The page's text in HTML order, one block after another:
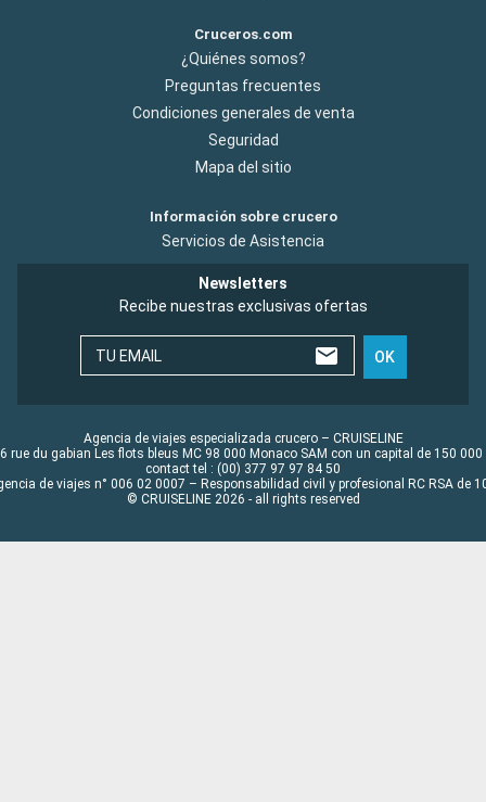
Cruceros.com
¿Quiénes somos?
Preguntas frecuentes
Condiciones generales de venta
Seguridad
Mapa del sitio
Información sobre crucero
Servicios de Asistencia
Newsletters
Recibe nuestras exclusivas ofertas
TU EMAIL OK
Agencia de viajes especializada crucero – CRUISELINE
rue du gabian Les flots bleus MC 98 000 Monaco SAM con un capital de 150 000
contact tel : (00) 377 97 97 84 50
de viajes n° 006 02 0007 – Responsabilidad civil y profesional RC RSA de
© CRUISELINE 2026 - all rights reserved